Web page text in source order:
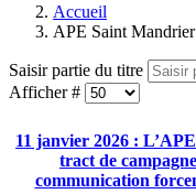
Accueil
APE Saint Mandrier
Saisir partie du titre
Afficher #
11 janvier 2026 :
tract de
communication